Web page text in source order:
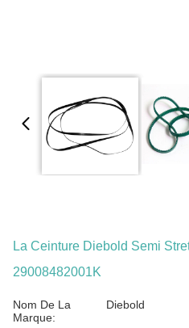
La Ceinture Diebold Semi
29008482001K
Nom De La
Marque:
Diebold